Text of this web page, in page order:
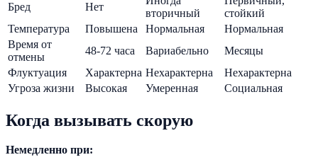
Бред
Нет
вторичный
стойкий
Температура
Повышена Нормальная
Нормальная
Время от
отмены
48-72 часа Вариабельно
Месяцы
Флуктуация
Характерна Нехарактерна
Нехарактерна
Угроза жизни
Высокая Умеренная Социальная
Когда вызывать скорую
Немедленно при: